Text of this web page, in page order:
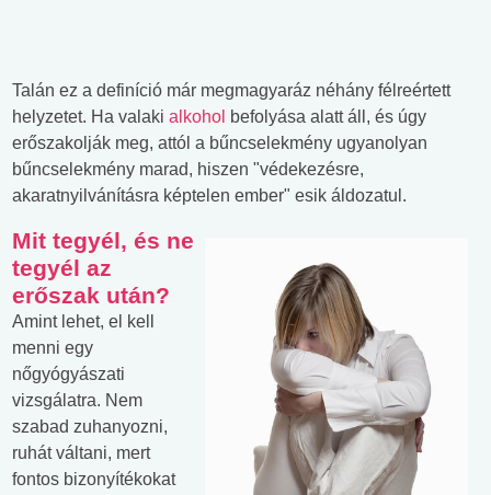
Talán ez a definíció már megmagyaráz néhány félreértett
helyzetet. Ha valaki alkohol befolyása alatt áll, és úgy
erőszakolják meg, attól a bűncselekmény ugyanolyan
bűncselekmény marad, hiszen "védekezésre,
akaratnyilvánításra képtelen ember" esik áldozatul.
Mit tegyél, és ne
tegyél az
erőszak után?
Amint lehet, el kell
menni egy
nőgyógyászati
vizsgálatra. Nem
szabad zuhanyozni,
ruhát váltani, mert
fontos bizonyítékokat